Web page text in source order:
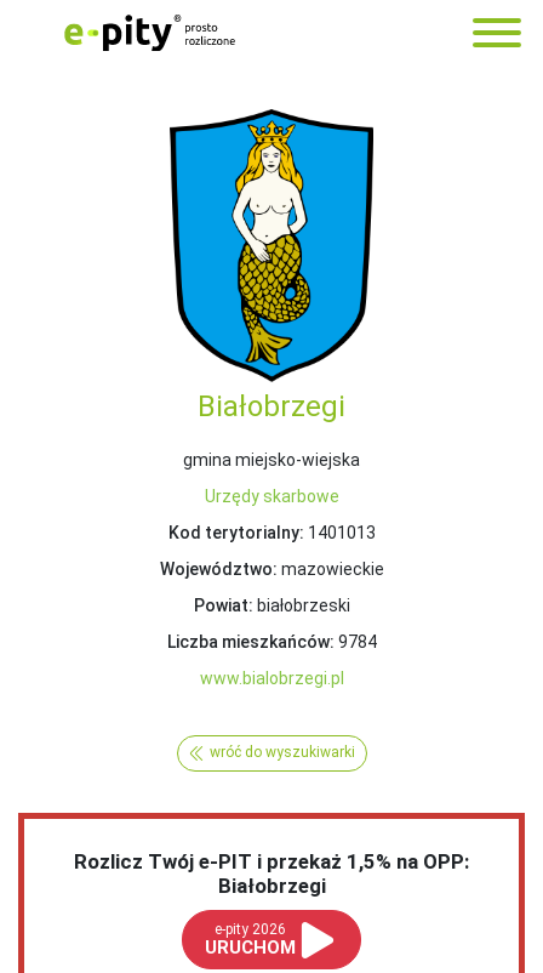
Białobrzegi
gmina miejsko-wiejska
Urzędy skarbowe
Kod terytorialny: 1401013
Województwo: mazowieckie
Powiat: białobrzeski
Liczba mieszkańców: 9784
www.bialobrzegi.pl
wróć do wyszukiwarki
Rozlicz Twój e-PIT i przekaż 1,5% na OPP:
Białobrzegi
e-pity 2026
URUCHOM